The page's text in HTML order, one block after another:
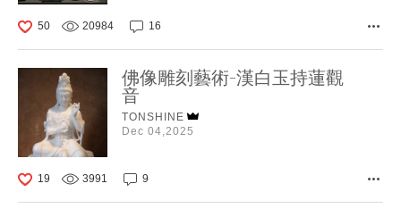
50 20984 16
佛像雕刻藝術-漢白玉持蓮觀
音
TONSHINE
Dec 04,2025
19 3991 9